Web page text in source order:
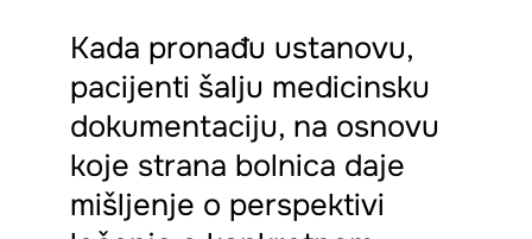
Kada pronađu ustanovu,
pacijenti šalju medicinsku
dokumentaciju, na osnovu
koje strana bolnica daje
mišljenje o perspektivi